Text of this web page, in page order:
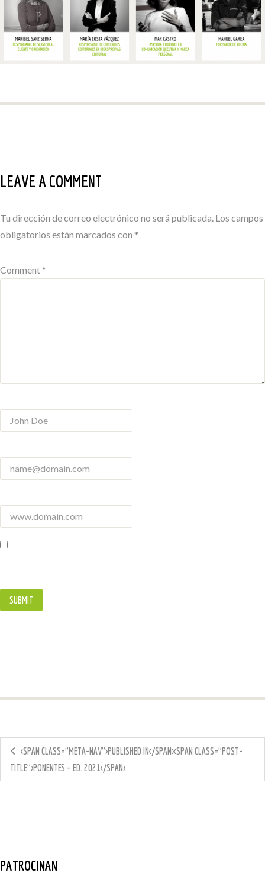
LEAVE A COMMENT
Tu dirección de correo electrónico no será publicada. Los campos
obligatorios están marcados con *
Comment *
<SPAN CLASS="META-NAV">PUBLISHED IN</SPAN><SPAN CLASS="POST-
TITLE">PONENTES – ED. 2021</SPAN>
PATROCINAN